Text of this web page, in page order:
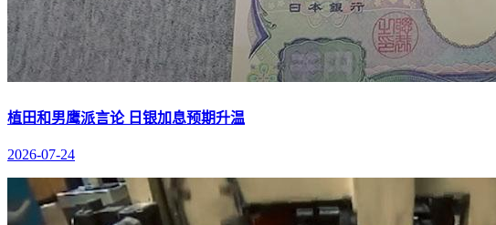
植田和男鹰派言论 日银加息预期升温
2026-07-24